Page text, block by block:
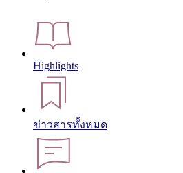
Highlights
ข่าวสารทั้งหมด